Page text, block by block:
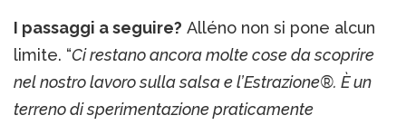
I passaggi a seguire? Alléno non si pone alcun
limite. “Ci restano ancora molte cose da scoprire
nel nostro lavoro sulla salsa e l’Estrazione®. È un
terreno di sperimentazione praticamente